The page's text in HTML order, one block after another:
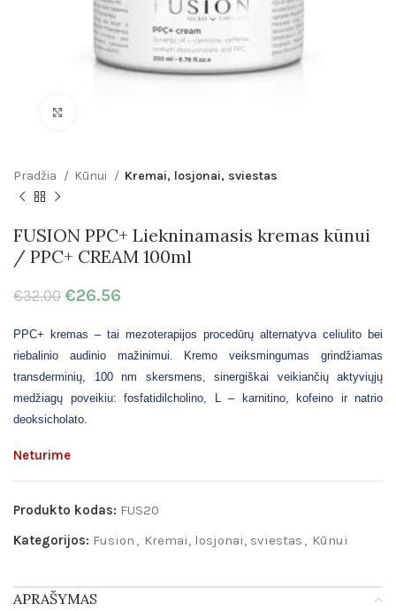
Pradžia Kūnui Kremai, losjonai, sviestas
FUSION PPC+ Liekninamasis kremas kūnui
/ PPC+ CREAM 100ml
€32.00 €26.56
PPC+ kremas – tai mezoterapijos procedūrų alternatyva celiulito bei
riebalinio audinio mažinimui. Kremo veiksmingumas grindžiamas
transderminių, 100 nm skersmens, sinergiškai veikiančių aktyviųjų
medžiagų poveikiu: fosfatidilcholino, L – karnitino, kofeino ir natrio
deoksicholato.
Neturime
Produkto kodas: FUS20
Kategorijos: Fusion , Kremai, losjonai, sviestas , Kūnui
APRAŠYMAS